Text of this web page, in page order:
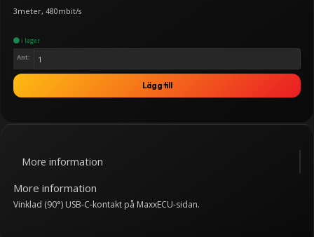
3meter, 480mbit/s
i lager
Ant:
Lägg till
More information
More information
Vinklad (90°) USB-C-kontakt på MaxxECU-sidan.